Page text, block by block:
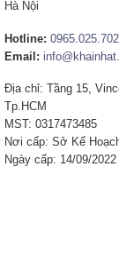
Hà Nội
Hotline: 0965.025.702
Email:
Địa chỉ: Tầng 15,
Tp.HCM
MST: 0317473485
Nơi cấp: Sở Kế
Ngày cấp: 14/09/2022